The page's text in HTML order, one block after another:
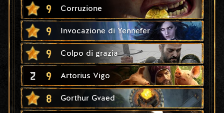
9 Corruzione
9 Invocazione di Yennefer
9 Colpo di grazia
2 9 Artorius Vigo
8 Gorthur Gvaed